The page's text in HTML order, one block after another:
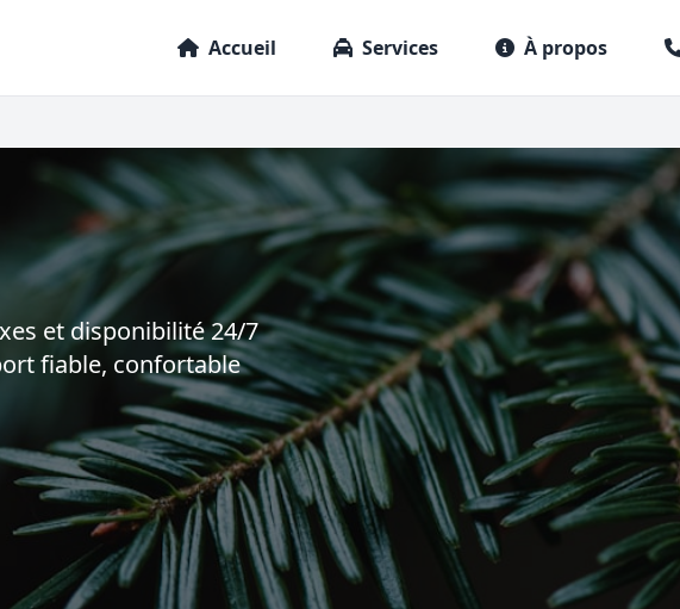
Accueil Services À propos
et disponibilité 24/7
fiable, confortable